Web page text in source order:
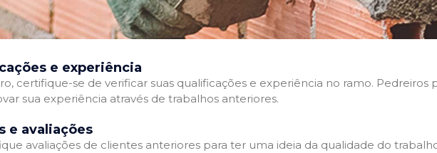
e experiência
certifique-se de verificar suas qualificações e experiência no ramo. Pedreiros
sua experiência através de trabalhos anteriores.
e avaliações
avaliações de clientes anteriores para ter uma ideia da qualidade do